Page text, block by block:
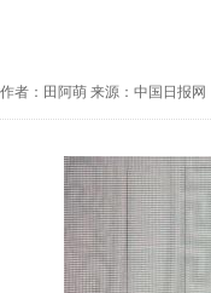
作者：田阿萌 来源：中国日报网